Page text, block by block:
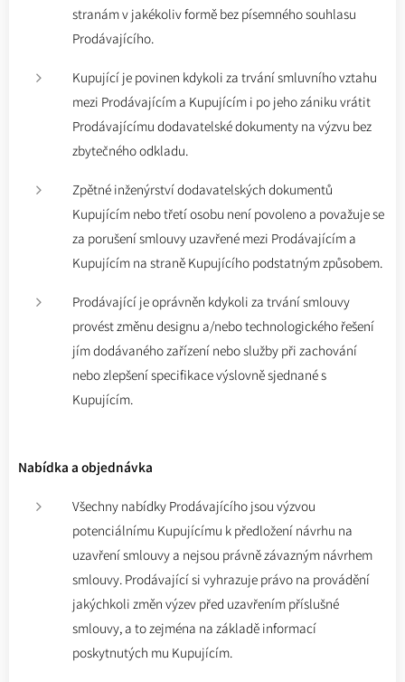
stranám v jakékoliv formě bez písemného souhlasu
Prodávajícího.
Kupující je povinen kdykoli za trvání smluvního vztahu
mezi Prodávajícím a Kupujícím i po jeho zániku vrátit
Prodávajícímu dodavatelské dokumenty na výzvu bez
zbytečného odkladu.
Zpětné inženýrství dodavatelských dokumentů
Kupujícím nebo třetí osobu není povoleno a považuje se
za porušení smlouvy uzavřené mezi Prodávajícím a
Kupujícím na straně Kupujícího podstatným způsobem.
Prodávající je oprávněn kdykoli za trvání smlouvy
provést změnu designu a/nebo technologického řešení
jím dodávaného zařízení nebo služby při zachování
nebo zlepšení specifikace výslovně sjednané s
Kupujícím.
Nabídka a objednávka
Všechny nabídky Prodávajícího jsou výzvou
potenciálnímu Kupujícímu k předložení návrhu na
uzavření smlouvy a nejsou právně závazným návrhem
smlouvy. Prodávající si vyhrazuje právo na provádění
jakýchkoli změn výzev před uzavřením příslušné
smlouvy, a to zejména na základě informací
poskytnutých mu Kupujícím.